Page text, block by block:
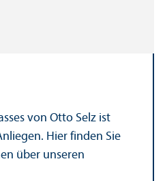
von Otto Selz ist
Hier finden Sie
über unseren